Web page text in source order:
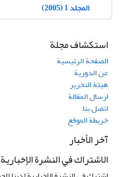
المجلد 1 (2005)
استكشاف مجلة
الصفحة الرئيسية
عن الدورية
هيئة التحرير
ارسال المقالة
اتصل بنا
خريطة الموقع
آخر الأخبار
الاشتراك في النشرة الإخبارية